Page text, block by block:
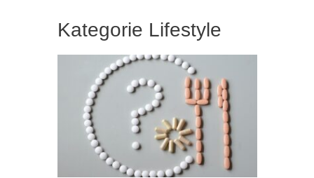
Kategorie Lifestyle